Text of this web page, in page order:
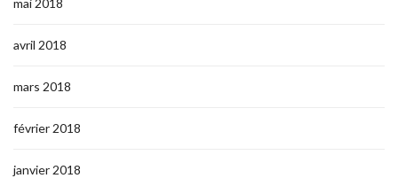
avril 2018
mars 2018
février 2018
janvier 2018